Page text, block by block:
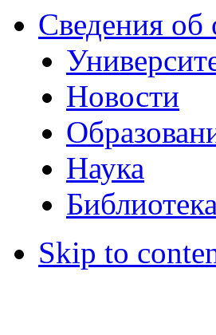
Сведения об
Новости
Наука
Библиотека
Skip to